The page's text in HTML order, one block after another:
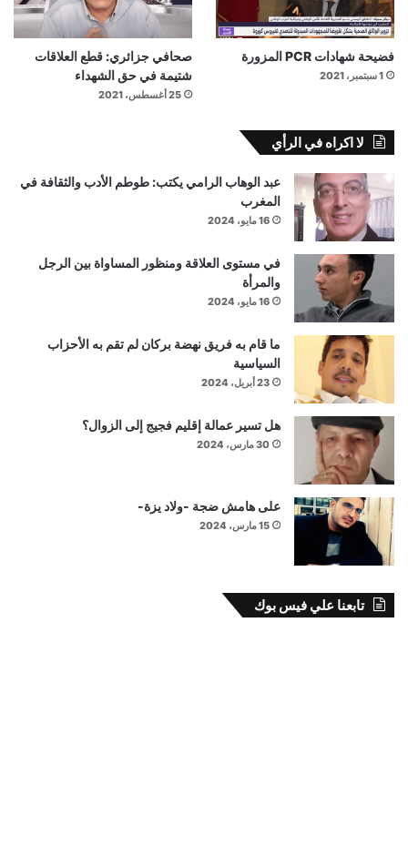
فضيحة شهادات PCR المزورة
1 سبتمبر، 2021
صحافي جزائري: قطع العلاقات
شتيمة في حق الشهداء
25 أغسطس، 2021
لا اكراه في الرأي
عبد الوهاب الرامي يكتب: طوطم الأدب والثقافة في
المغرب
16 مايو، 2024
في مستوى العلاقة ومنظور المساواة بين الرجل
والمرأة
16 مايو، 2024
ما قام به فريق نهضة بركان لم تقم به الأحزاب
السياسية
23 أبريل، 2024
هل تسير عمالة إقليم فجيج إلى الزوال؟
30 مارس، 2024
على هامش ضجة -ولاد يزة-
15 مارس، 2024
تابعنا علي فيس بوك